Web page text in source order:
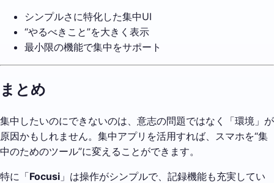
シンプルさに特化した集中UI
“やるべきこと”を大きく表示
最小限の機能で集中をサポート
まとめ
集中したいのにできないのは、意志の問題ではなく「環境」が
原因かもしれません。集中アプリを活用すれば、スマホを“集
中のためのツール”に変えることができます。
特に「Focusi 」は操作がシンプルで、記録機能も充実してい